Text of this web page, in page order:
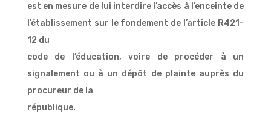
est en mesure de lui interdire l’accès à l’enceinte de
l’établissement sur le fondement de l’article R421-
12 du
code de l’éducation, voire de procéder à un
signalement ou à un dépôt de plainte auprès du
procureur de la
république.